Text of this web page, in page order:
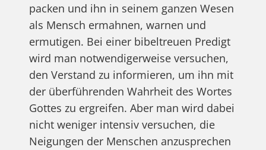
packen und ihn in seinem ganzen Wesen
als Mensch ermahnen, warnen und
ermutigen. Bei einer bibeltreuen Predigt
wird man notwendigerweise versuchen,
den Verstand zu informieren, um ihn mit
der überführenden Wahrheit des Wortes
Gottes zu ergreifen. Aber man wird dabei
nicht weniger intensiv versuchen, die
Neigungen der Menschen anzusprechen